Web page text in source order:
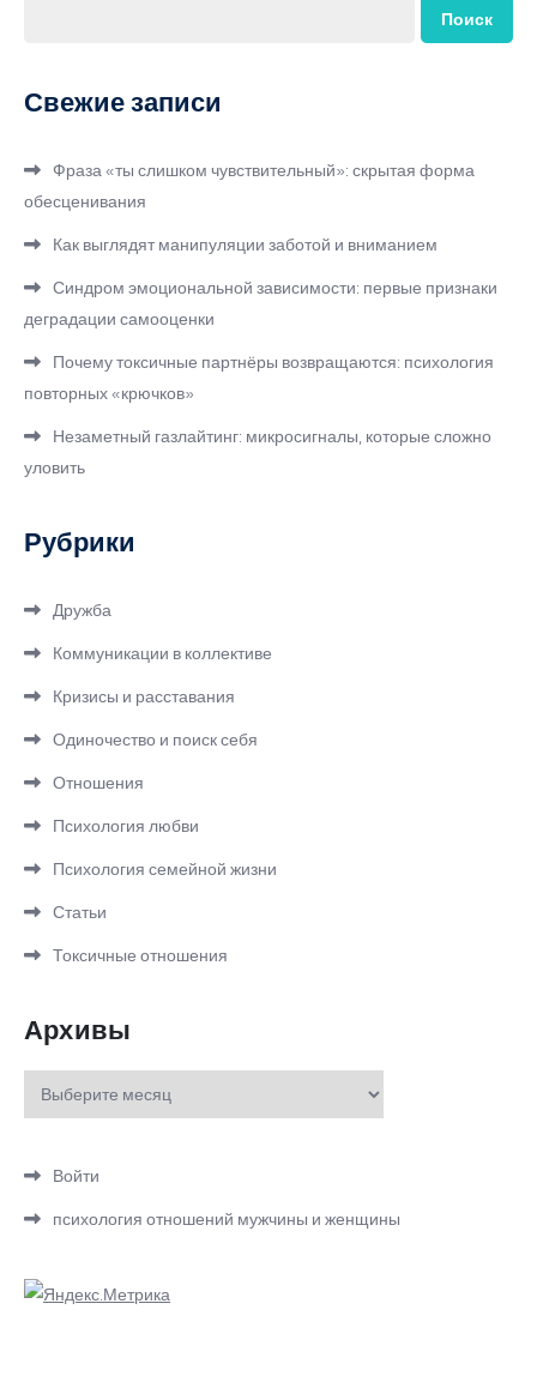
Поиск
Свежие записи
Фраза «ты слишком чувствительный»: скрытая форма
обесценивания
Как выглядят манипуляции заботой и вниманием
Синдром эмоциональной зависимости: первые признаки
деградации самооценки
Почему токсичные партнёры возвращаются: психология
повторных «крючков»
Незаметный газлайтинг: микросигналы, которые сложно
уловить
Рубрики
Дружба
Коммуникации в коллективе
Кризисы и расставания
Одиночество и поиск себя
Отношения
Психология любви
Психология семейной жизни
Статьи
Токсичные отношения
Архивы
Архивы
Войти
психология отношений мужчины и женщины